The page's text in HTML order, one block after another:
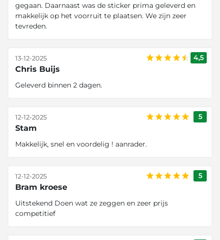
gegaan. Daarnaast was de sticker prima geleverd en
makkelijk op het voorruit te plaatsen. We zijn zeer
tevreden.
4,5
Chris Buijs
13-12-2025
Geleverd binnen 2 dagen.
5
Stam
12-12-2025
Makkelijk, snel en voordelig ! aanrader.
5
Bram kroese
12-12-2025
Uitstekend Doen wat ze zeggen en zeer prijs
competitief